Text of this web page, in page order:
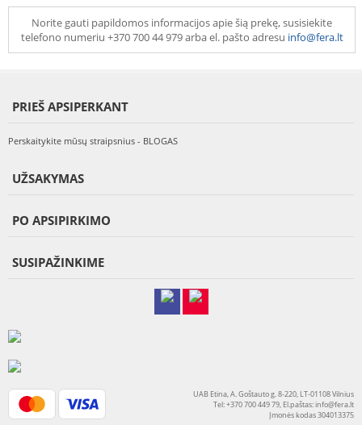
Norite gauti papildomos informacijos apie šią prekę, susisiekite
telefono numeriu +370 700 44 979 arba el. pašto adresu info@fera.lt
PRIEŠ APSIPERKANT
Perskaitykite mūsų straipsnius - BLOGAS
UŽSAKYMAS
PO APSIPIRKIMO
SUSIPAŽINKIME
UAB Etina, A. Goštauto g. 8-220, LT-01108 Vilnius
Tel: +370 700 449 79, El.paštas:info@fera.lt
Įmonės kodas 304013375